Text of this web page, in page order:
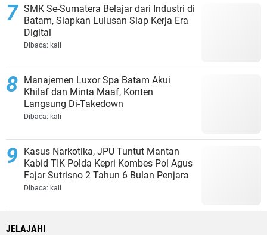
SMK Se-Sumatera Belajar dari Industri di
Batam, Siapkan Lulusan Siap Kerja Era
Digital
Dibaca: kali
Manajemen Luxor Spa Batam Akui
Khilaf dan Minta Maaf, Konten
Langsung Di-Takedown
Dibaca: kali
Kasus Narkotika, JPU Tuntut Mantan
Kabid TIK Polda Kepri Kombes Pol Agus
Fajar Sutrisno 2 Tahun 6 Bulan Penjara
Dibaca: kali
JELAJAHI